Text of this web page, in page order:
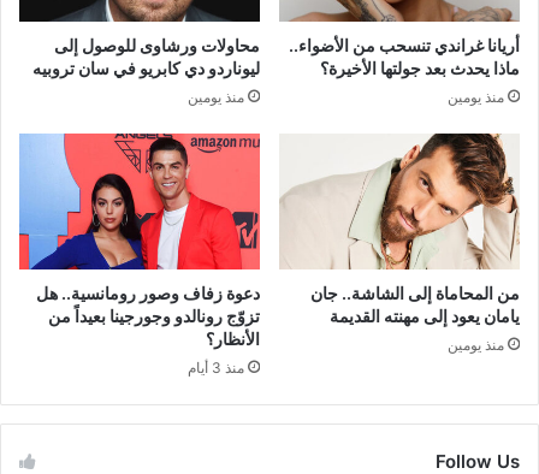
أريانا غراندي تنسحب من الأضواء..
ماذا يحدث بعد جولتها الأخيرة؟
منذ يومين
محاولات ورشاوى للوصول إلى
ليوناردو دي كابريو في سان تروبيه
منذ يومين
من المحاماة إلى الشاشة.. جان
يامان يعود إلى مهنته القديمة
منذ يومين
دعوة زفاف وصور رومانسية.. هل
تزوّج رونالدو وجورجينا بعيداً من
الأنظار؟
منذ 3 أيام
Follow Us